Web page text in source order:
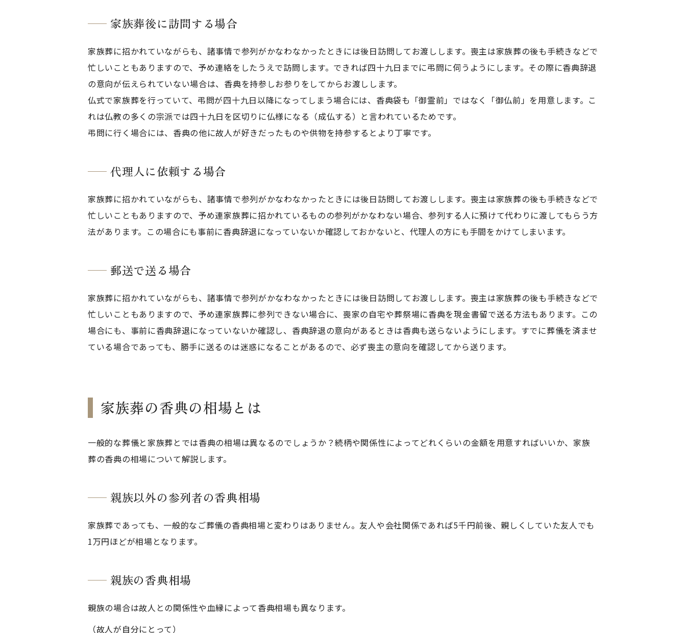
家族葬後に訪問する場合
家族葬に招かれていながらも、諸事情で参列がかなわなかったときには後日訪問してお渡しします。喪主は家族葬の後も手続きなどで
忙しいこともありますので、予め連絡をしたうえで訪問します。できれば四十九日までに弔問に伺うようにします。その際に香典辞退
の意向が伝えられていない場合は、香典を持参しお参りをしてからお渡しします。
仏式で家族葬を行っていて、弔問が四十九日以降になってしまう場合には、香典袋も「御霊前」ではなく「御仏前」を用意します。こ
れは仏教の多くの宗派では四十九日を区切りに仏様になる（成仏する）と言われているためです。
弔問に行く場合には、香典の他に故人が好きだったものや供物を持参するとより丁寧です。
代理人に依頼する場合
家族葬に招かれていながらも、諸事情で参列がかなわなかったときには後日訪問してお渡しします。喪主は家族葬の後も手続きなどで
忙しいこともありますので、予め連家族葬に招かれているものの参列がかなわない場合、参列する人に預けて代わりに渡してもらう方
法があります。この場合にも事前に香典辞退になっていないか確認しておかないと、代理人の方にも手間をかけてしまいます。
郵送で送る場合
家族葬に招かれていながらも、諸事情で参列がかなわなかったときには後日訪問してお渡しします。喪主は家族葬の後も手続きなどで
忙しいこともありますので、予め連家族葬に参列できない場合に、喪家の自宅や葬祭場に香典を現金書留で送る方法もあります。この
場合にも、事前に香典辞退になっていないか確認し、香典辞退の意向があるときは香典も送らないようにします。すでに葬儀を済ませ
ている場合であっても、勝手に送るのは迷惑になることがあるので、必ず喪主の意向を確認してから送ります。
家族葬の香典の相場とは
一般的な葬儀と家族葬とでは香典の相場は異なるのでしょうか？続柄や関係性によってどれくらいの金額を用意すればいいか、家族
葬の香典の相場について解説します。
親族以外の参列者の香典相場
家族葬であっても、一般的なご葬儀の香典相場と変わりはありません。友人や会社関係であれば5千円前後、親しくしていた友人でも
1万円ほどが相場となります。
親族の香典相場
親族の場合は故人との関係性や血縁によって香典相場も異なります。
（故人が自分にとって）